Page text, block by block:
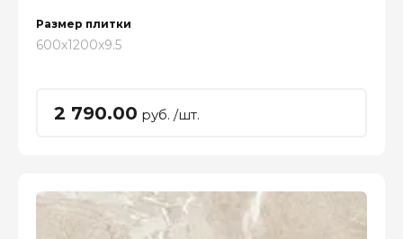
Размер плитки
600x1200x9.5
2 790.00 руб. /шт.